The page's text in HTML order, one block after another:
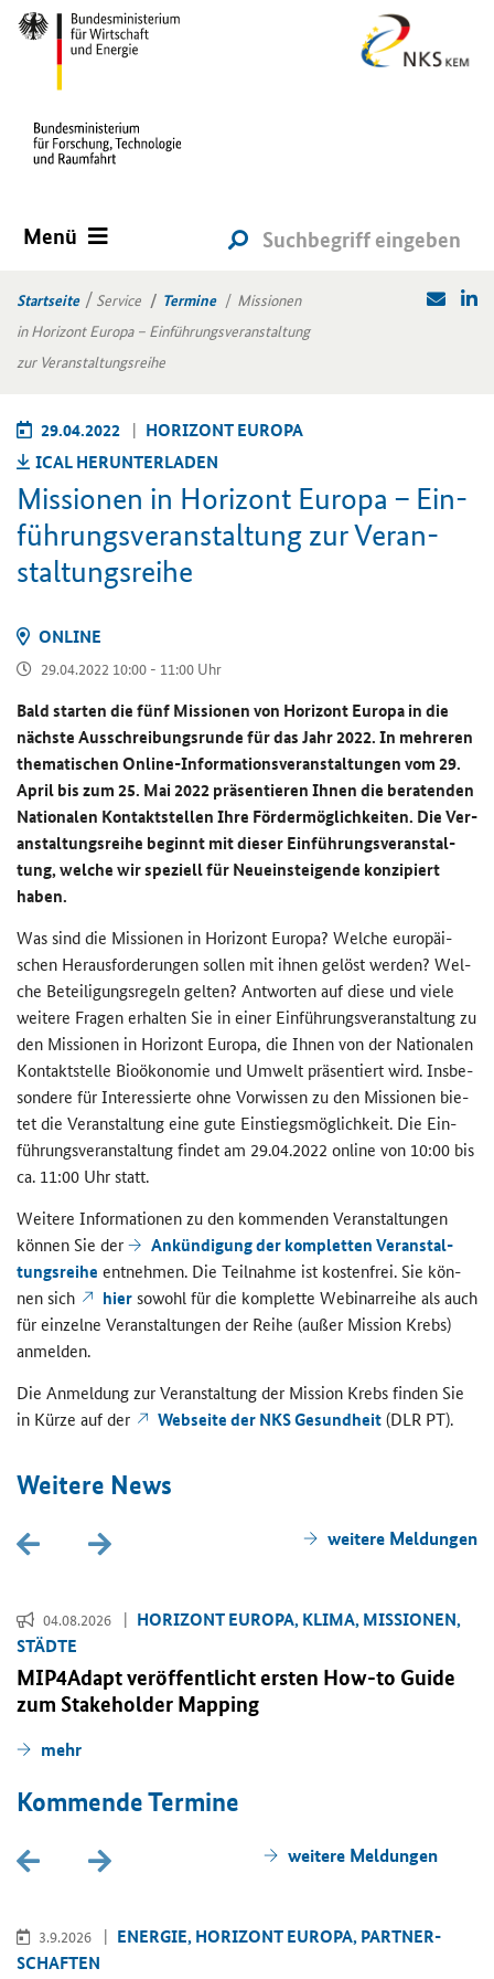
Menü
Startseite Service Termine
Missionen
in Horizont Europa – Einführungsveranstaltung
zur Veranstaltungsreihe
29.04.2022
HO­RI­ZONT EU­RO­PA
ICAL HER­UN­TER­LA­DEN
Mis­sio­nen in Ho­ri­zont Eu­ro­pa – Ein­
füh­rungs­ver­an­stal­tung zur Ver­an­
stal­tungs­rei­he
ON­LINE
29.04.2022 10:00 - 11:00 Uhr
Bald star­ten die fünf Mis­sio­nen von Ho­ri­zont Eu­ro­pa in die
nächs­te Aus­schrei­bungs­run­de für das Jahr 2022. In meh­re­ren
the­ma­ti­schenOnline-​Informationsveranstaltungen vom 29.
April bis zum 25. Mai 2022 prä­sen­tie­ren Ihnen die be­ra­ten­den
Na­tio­na­len Kon­takt­stel­len Ihre För­der­mög­lich­kei­ten. Die Ver­
an­stal­tungs­rei­he be­ginnt mit die­ser Ein­füh­rungs­ver­an­stal­
tung, wel­che wir spe­zi­ell für Neu­ein­stei­gen­de kon­zi­piert
haben.
Was sind die Mis­sio­nen in Ho­ri­zont Eu­ro­pa? Wel­che eu­ro­päi­
schen Her­aus­for­de­run­gen sol­len mit ihnen ge­löst wer­den? Wel­
che Be­tei­li­gungs­re­geln gel­ten? Ant­wor­ten auf diese und viele
wei­te­re Fra­gen er­hal­ten Sie in einer Ein­füh­rungs­ver­an­stal­tung zu
den Mis­sio­nen in Ho­ri­zont Eu­ro­pa, die Ihnen von der Na­tio­na­len
Kon­takt­stel­le Bio­öko­no­mie und Um­welt prä­sen­tiert wird. Ins­be­
son­de­re für In­ter­es­sier­te ohne Vor­wis­sen zu den Mis­sio­nen bie­
tet die Ver­an­stal­tung eine gute Ein­stiegs­mög­lich­keit. Die Ein­
füh­rungs­ver­an­stal­tung fin­det am 29.04.2022 on­line von 10:00 bis
ca. 11:00 Uhr statt.
Wei­te­re In­for­ma­tio­nen zu den kom­men­den Ver­an­stal­tun­gen
kön­nen Sie der
An­kün­di­gung der kom­plet­ten Ver­an­stal­
tungs­rei­he ent­neh­men. Die Teil­nah­me ist kos­ten­frei. Sie kön­
nen sich
hierso­wohl für die kom­plet­te We­bi­nar­rei­he als auch
für ein­zel­ne Ver­an­stal­tun­gen der Reihe (außer Mis­si­on Krebs)
an­mel­den.
Die An­mel­dung zur Ver­an­stal­tung der Mis­si­on Krebs fin­den Sie
in Kürze auf der
Web­sei­te der NKS Ge­sund­heit(DLR PT).
Wei­te­re News
wei­te­re Mel­dun­gen
04.08.2026
HO­RI­ZONT EU­RO­PA, KLIMA, MIS­SIO­NEN,
STÄD­TE
MIP4Adapt ver­öf­fent­licht ers­ten How-to Guide
zum Stakeholder Mapping
mehr
Kom­men­de Ter­mi­ne
wei­te­re Mel­dun­gen
3.9.2026
EN­ER­GIE, HO­RI­ZONT EU­RO­PA, PART­NER­
SCHAF­TEN